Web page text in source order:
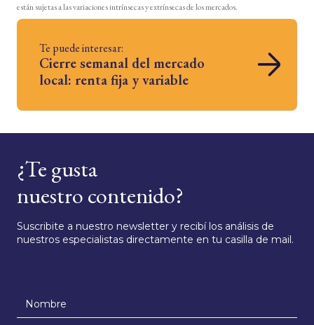
están sujetas a las variaciones intrínsecas y extrínsecas de los mercados.
Te puede interesar:
Cierre semanal del mercado
local: renta fija y variable
¿Te gusta
nuestro contenido?
Suscribite a nuestro newsletter y recibí los análisis de
nuestros especialistas directamente en tu casilla de mail.